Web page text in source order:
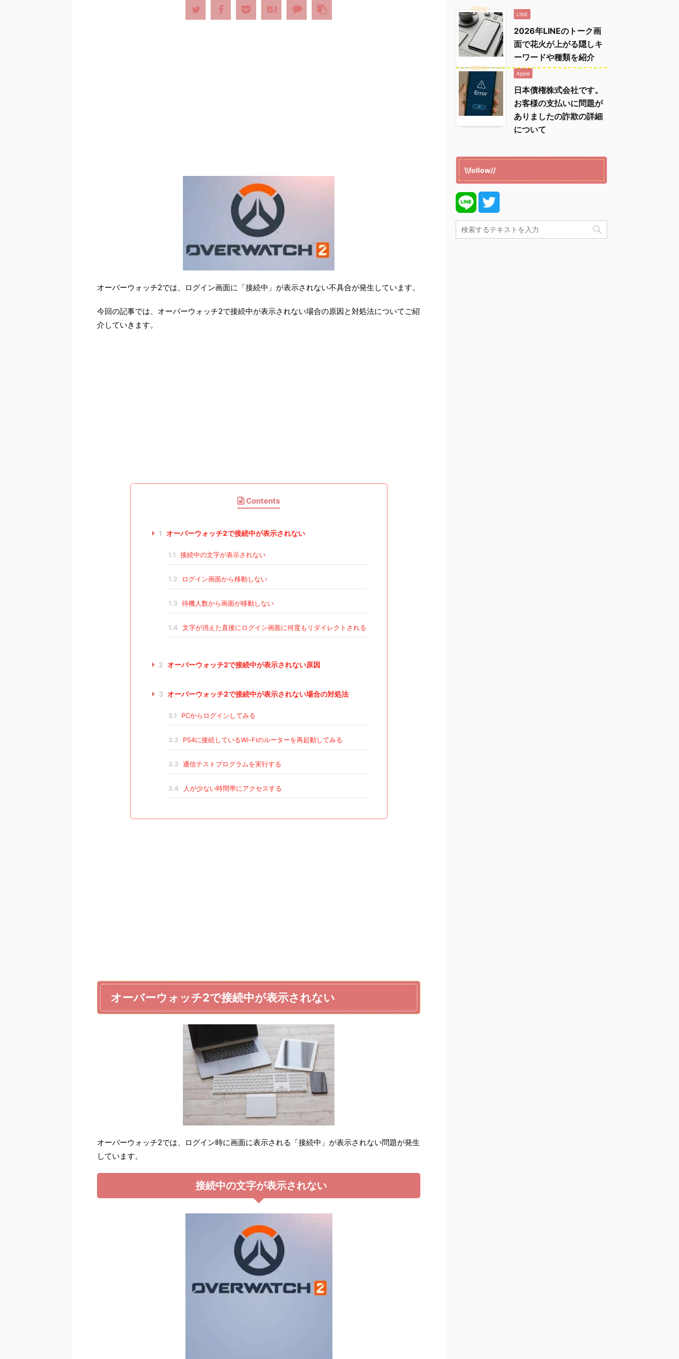
オーバーウォッチ2では、ログイン画面に「接続中」が表示されない不具合が発生しています。
今回の記事では、オーバーウォッチ2で接続中が表示されない場合の原因と対処法についてご紹
介していきます。
Contents
1 オーバーウォッチ2で接続中が表示されない
1.1 接続中の文字が表示されない
1.2 ログイン画面から移動しない
1.3 待機人数から画面が移動しない
1.4 文字が消えた直後にログイン画面に何度もリダイレクトされる
2 オーバーウォッチ2で接続中が表示されない原因
3 オーバーウォッチ2で接続中が表示されない場合の対処法
3.1 PCからログインしてみる
3.2 PS4に接続しているWi-Fiのルーターを再起動してみる
3.3 通信テストプログラムを実行する
3.4 人が少ない時間帯にアクセスする
オーバーウォッチ2で接続中が表示されない
オーバーウォッチ2では、ログイン時に画面に表示される「接続中」が表示されない問題が発生
しています。
接続中の文字が表示されない
LINE
2026年LINEのトーク画
面で花火が上がる隠しキ
ーワードや種類を紹介
Apple
日本債権株式会社です。
お客様の支払いに問題が
ありましたの詐欺の詳細
について
\\follow//